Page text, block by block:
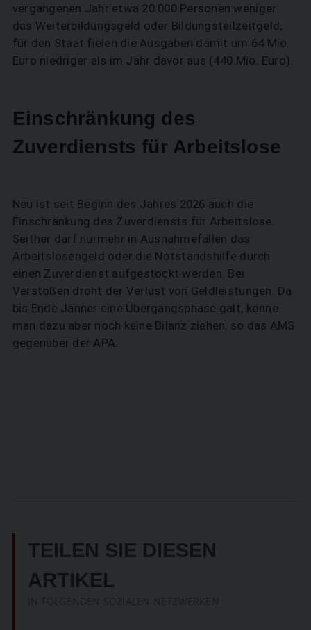
vergangenen Jahr etwa 20.000 Personen weniger
das Weiterbildungsgeld oder Bildungsteilzeitgeld,
für den Staat fielen die Ausgaben damit um 64 Mio.
Euro niedriger als im Jahr davor aus (440 Mio. Euro).
Einschränkung des
Zuverdiensts für Arbeitslose
Neu ist seit Beginn des Jahres 2026 auch die
Einschränkung des Zuverdiensts für Arbeitslose.
Seither darf nurmehr in Ausnahmefällen das
Arbeitslosengeld oder die Notstandshilfe durch
einen Zuverdienst aufgestockt werden. Bei
Verstößen droht der Verlust von Geldleistungen. Da
bis Ende Jänner eine Übergangsphase galt, könne
man dazu aber noch keine Bilanz ziehen, so das AMS
gegenüber der APA.
TEILEN SIE DIESEN
ARTIKEL